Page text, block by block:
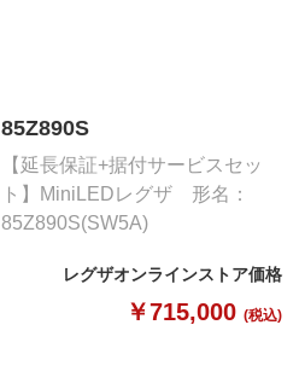
85Z890S
【延長保証+据付サービスセッ
ト】MiniLEDレグザ 形名：
85Z890S(SW5A)
レグザオンラインストア価格
￥715,000 (税込)